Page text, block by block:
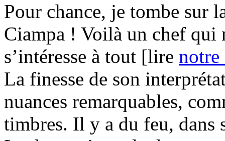
Pour chance, je tombe sur
Ciampa ! Voilà un chef qui
s’intéresse à tout [lire notre
La finesse de son
nuances remarquables,
timbres. Il y a du feu, dans